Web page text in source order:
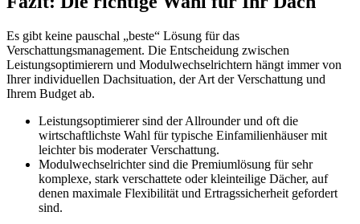
Es gibt keine pauschal „beste“ Lösung für das
Verschattungsmanagement. Die Entscheidung zwischen
Leistungsoptimierern und Modulwechselrichtern hängt immer von
Ihrer individuellen Dachsituation, der Art der Verschattung und
Ihrem Budget ab.
Leistungsoptimierer sind der Allrounder und oft die
wirtschaftlichste Wahl für typische Einfamilienhäuser mit
leichter bis moderater Verschattung.
Modulwechselrichter sind die Premiumlösung für sehr
komplexe, stark verschattete oder kleinteilige Dächer, auf
denen maximale Flexibilität und Ertragssicherheit gefordert
sind.